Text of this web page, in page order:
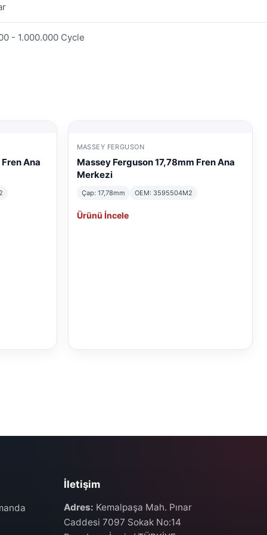
- 1.000.000 Cycle
Ana
MASSEY FERGUSON
Massey Ferguson 17,78mm Fren Ana
Merkezi
Çap: 17,78mm OEM: 3595504M2
Ürünü İncele
İletişim
Adres: Kemalpaşa Mah. Pınar
Caddesi 7097 Sokak No:14